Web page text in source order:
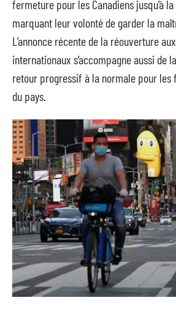
fermeture pour les Canadiens jusqu’à
marquant leur volonté de garder la
L’annonce récente de la réouverture
internationaux s’accompagne aussi de
retour progressif à la normale pour
du pays.